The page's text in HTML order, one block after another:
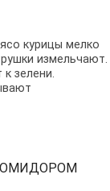
курицы мелко
измельчают.
зелени.